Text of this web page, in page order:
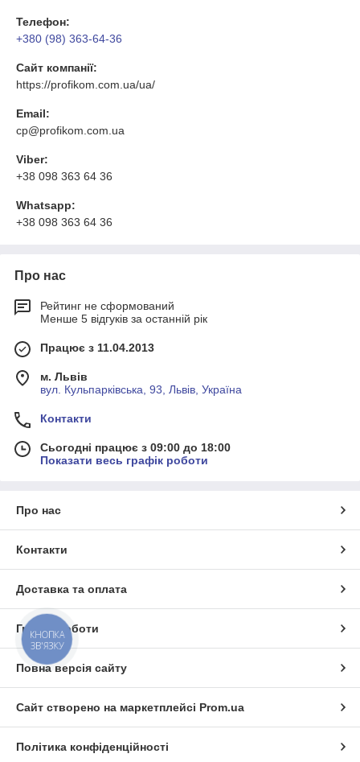
Телефон:
+380 (98) 363-64-36
Сайт компанії:
https://profikom.com.ua/ua/
Email:
cp@profikom.com.ua
Viber:
+38 098 363 64 36
Whatsapp:
+38 098 363 64 36
Про нас
Рейтинг не сформований
Менше 5 відгуків за останній рік
Працює з 11.04.2013
м. Львів
вул. Кульпарківська, 93, Львів, Україна
Контакти
Сьогодні працює з 09:00 до 18:00
Показати весь графік роботи
Про нас
Контакти
Доставка та оплата
Графік роботи
Повна версія сайту
Сайт створено на маркетплейсі Prom.ua
Політика конфіденційності
КНОПКА
ЗВ'ЯЗКУ